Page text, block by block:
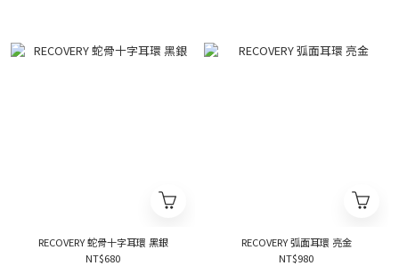
RECOVERY 蛇骨十字耳環 黑銀
NT$680
RECOVERY 弧面耳環 亮金
NT$980